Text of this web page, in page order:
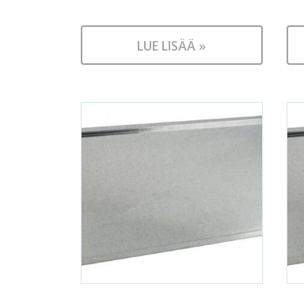
LUE LISÄÄ »